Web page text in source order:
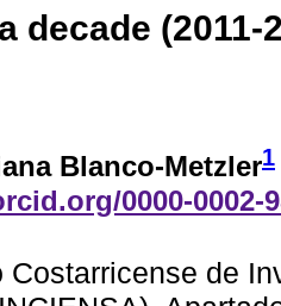
decade (2011-
Blanco-Metzler1
0000-0002-
Costarricense de